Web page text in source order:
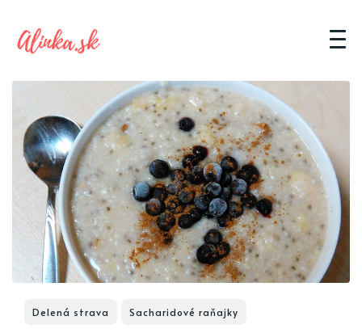
Delená strava Sacharidové raňajky